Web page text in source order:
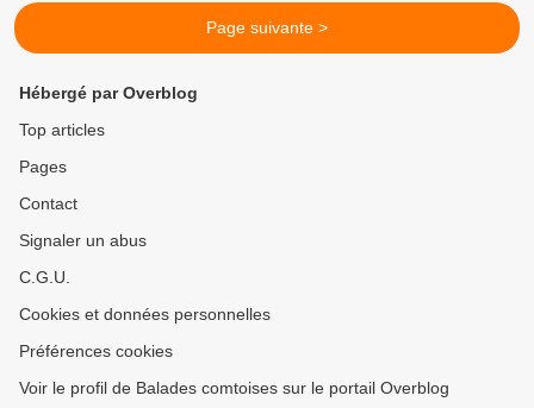
Page suivante >
Hébergé par Overblog
Top articles
Pages
Contact
Signaler un abus
C.G.U.
Cookies et données personnelles
Préférences cookies
Voir le profil de Balades comtoises sur le portail Overblog